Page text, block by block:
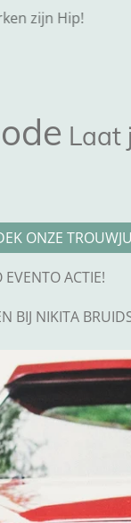
zijn Hip!
Laat
ONZE
EVENTO ACTIE!
BIJ NIKITA